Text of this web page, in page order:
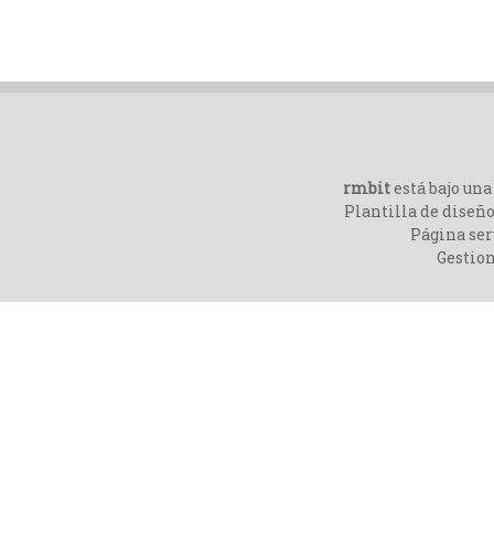
rmbitestá bajo una
Plantilla de
Página